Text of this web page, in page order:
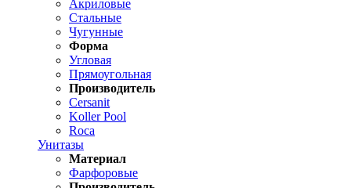
Акриловые
Стальные
Чугунные
Форма
Угловая
Прямоугольная
Производитель
Cersanit
Koller Pool
Roca
Унитазы
Материал
Фарфоровые